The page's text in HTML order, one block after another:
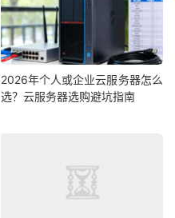
2026年个人或企业云服务器怎么
选？云服务器选购避坑指南